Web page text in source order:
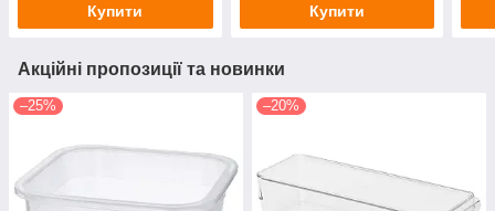
Купити Купити
Акційні пропозиції та новинки
–25% –20%